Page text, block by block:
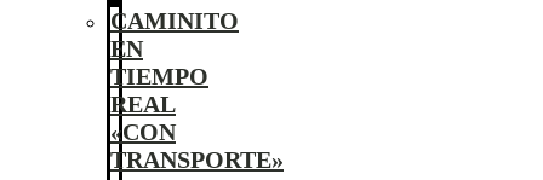
CAMINITO
EN
TIEMPO
REAL
«CON
TRANSPORTE»